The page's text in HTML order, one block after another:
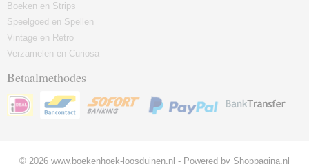
Boeken en Strips
Speelgoed en Spellen
Vintage en Retro
Verzamelen en Curiosa
Betaalmethodes
© 2026 www.boekenhoek-loosduinen.nl - Powered by Shoppagina.nl